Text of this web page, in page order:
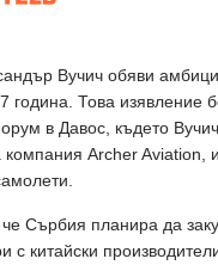
Вучич обяви
година. Това изявление
в Давос, където
компания Archer Aviation,
Сърбия планира да
с китайски